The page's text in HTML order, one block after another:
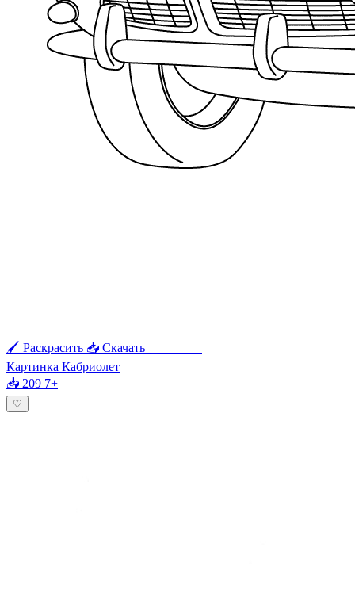
🖌 Раскрасить 📥 Скачать
Картинка Кабриолет
📥 209 7+
♡